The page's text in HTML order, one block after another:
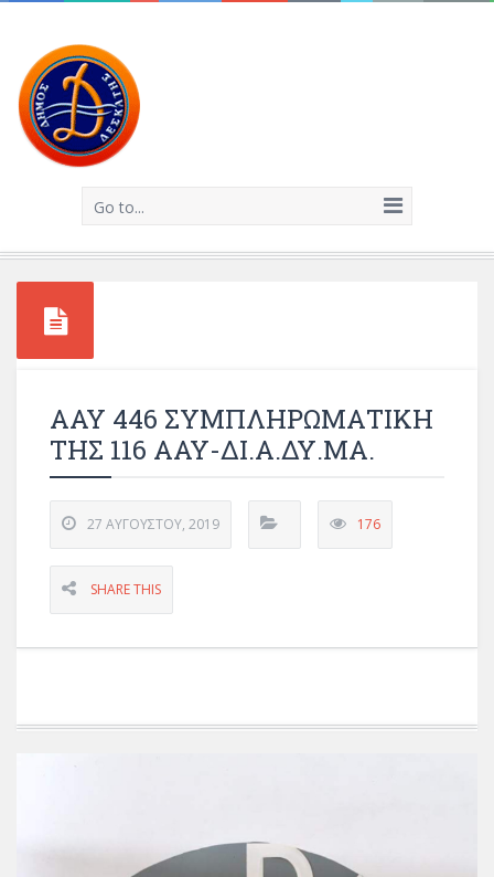
Go to...
ΑΑΥ 446 ΣΥΜΠΛΗΡΩΜΑΤΙΚΗ
ΤΗΣ 116 ΑΑΥ-ΔΙ.Α.ΔΥ.ΜΑ.
27 ΑΥΓΟΎΣΤΟΥ, 2019 176
SHARE THIS